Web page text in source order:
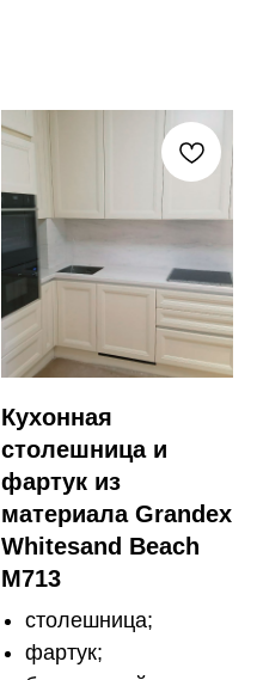
Кухонная
столешница и
фартук из
материала Grandex
Whitesand Beach
M713
столешница;
фартук;